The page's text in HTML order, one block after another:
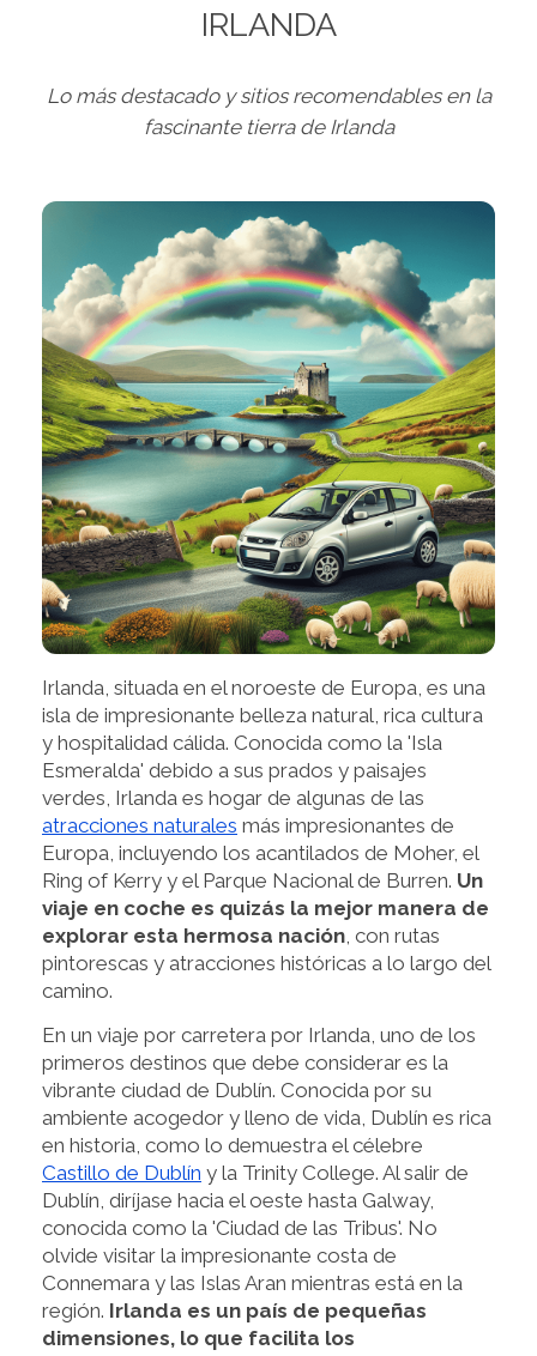
IRLANDA
Lo más destacado y sitios recomendables en la
fascinante tierra de Irlanda
Irlanda, situada en el noroeste de Europa, es una
isla de impresionante belleza natural, rica cultura
y hospitalidad cálida. Conocida como la 'Isla
Esmeralda' debido a sus prados y paisajes
verdes, Irlanda es hogar de algunas de las
atracciones naturales más impresionantes de
Europa, incluyendo los acantilados de Moher, el
Ring of Kerry y el Parque Nacional de Burren. Un
viaje en coche es quizás la mejor manera de
explorar esta hermosa nación , con rutas
pintorescas y atracciones históricas a lo largo del
camino.
En un viaje por carretera por Irlanda, uno de los
primeros destinos que debe considerar es la
vibrante ciudad de Dublín. Conocida por su
ambiente acogedor y lleno de vida, Dublín es rica
en historia, como lo demuestra el célebre
Castillo de Dublín y la Trinity College. Al salir de
Dublín, diríjase hacia el oeste hasta Galway,
conocida como la 'Ciudad de las Tribus'. No
olvide visitar la impresionante costa de
Connemara y las Islas Aran mientras está en la
región. Irlanda es un país de pequeñas
dimensiones, lo que facilita los